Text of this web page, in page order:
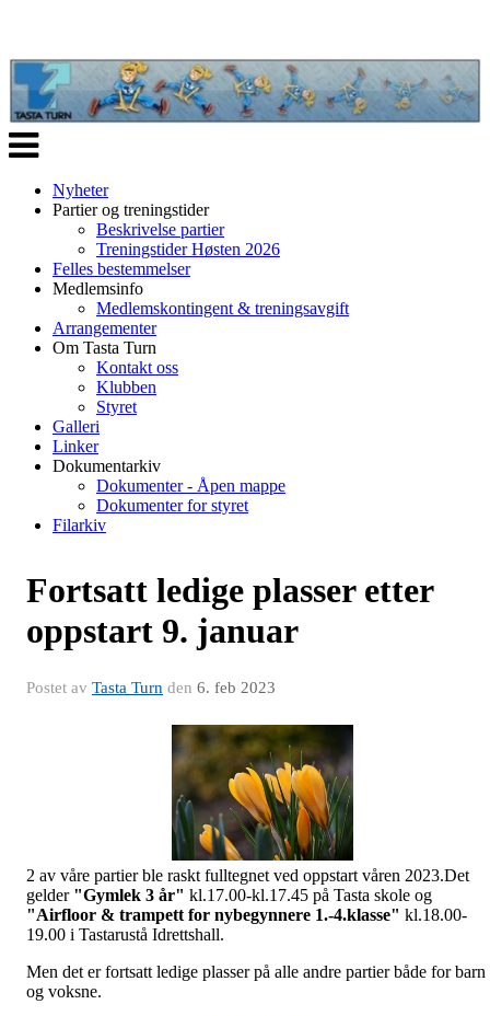
Veksle
navigasjon
Nyheter
Partier og treningstider
Beskrivelse partier
Treningstider Høsten 2026
Felles bestemmelser
Medlemsinfo
Medlemskontingent & treningsavgift
Arrangementer
Om Tasta Turn
Kontakt oss
Klubben
Styret
Galleri
Linker
Dokumentarkiv
Dokumenter - Åpen mappe
Dokumenter for styret
Filarkiv
Fortsatt ledige plasser etter
oppstart 9. januar
Postet av Tasta Turn den 6. feb 2023
2 av våre partier ble raskt fulltegnet ved oppstart våren 2023.Det
gelder "Gymlek 3 år" kl.17.00-kl.17.45 på Tasta skole og
"Airfloor & trampett for nybegynnere 1.-4.klasse" kl.18.00-
19.00 i Tastarustå Idrettshall.
Men det er fortsatt ledige plasser på alle andre partier både for barn
og voksne.